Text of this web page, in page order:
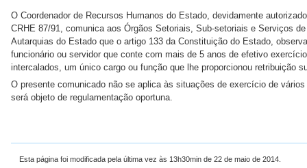
O Coordenador de Recursos Humanos do Estado, devidamente
CRHE 87/91, comunica aos Órgãos Setoriais, Sub-setoriais e Serviços
Autarquias do Estado que o artigo 133 da Constituição do Estado,
funcionário ou servidor que conte com mais de 5 anos de efetivo
intercalados, um único cargo ou função que lhe proporcionou retribuição
O presente comunicado não se aplica às situações de exercício de
será objeto de regulamentação oportuna.
Esta página foi modificada pela última vez às 13h30min de 22 de maio de 2014.